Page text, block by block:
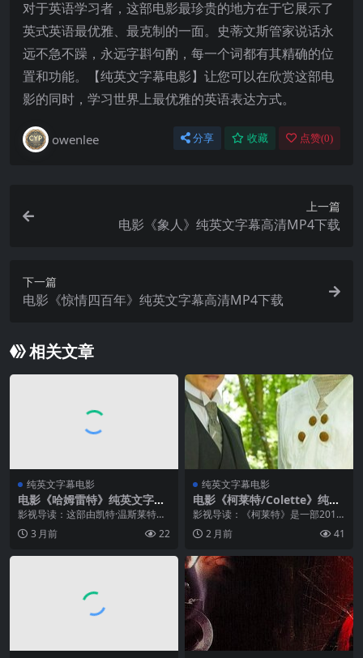
对于英语学习者，这部电影最珍贵的地方在于它展示了
英式英语最优雅、最克制的一面。史蒂文斯管家说话永
远不急不躁，永远字斟句酌，每一个词都有其精确的位
置和功能。【纯英文字幕电影】让您可以在欣赏这部电
影的同时，学习世界上最优雅的英语表达方式。
owenlee 分享 收藏 点赞(0)
上一篇
电影《象人》纯英文字幕高清MP4下载
下一篇
电影《惊情四百年》纯英文字幕高清MP4下载
相关文章
纯英文字幕电影
电影《哈姆雷特》纯英文字幕
MP4下载
影视导读：这部由凯特·温斯莱特参
演的《Hamlet》自上映以来便以其
深刻的主题和精湛的表演赢得了全
3 月前 22
纯英文字幕电影
电影《柯莱特/Colette》纯英
文字幕高清MP4下载
影视导读：《柯莱特》是一部2018
年上映的历史传记片，由英国导演
嘉士伯·V·霍士特执导，凯拉·奈特莉
多妮·加布莉埃尔·柯莱特。影片...
2 月前 41